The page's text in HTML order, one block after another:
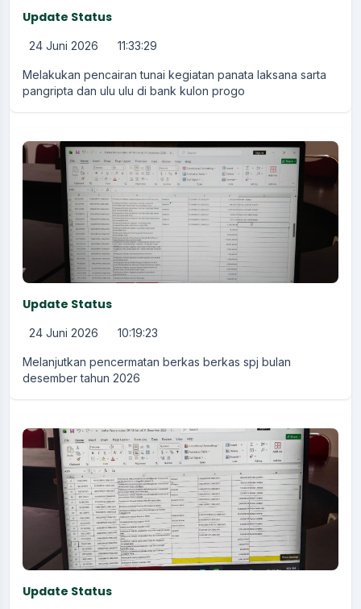
Update Status
24 Juni 2026 11:33:29
Melakukan pencairan tunai kegiatan panata laksana sarta
pangripta dan ulu ulu di bank kulon progo
Update Status
24 Juni 2026 10:19:23
Melanjutkan pencermatan berkas berkas spj bulan
desember tahun 2026
Update Status